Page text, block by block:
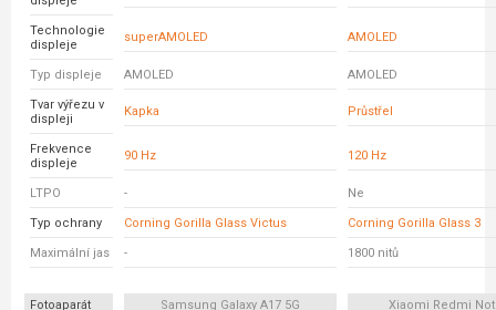
Technologie
displeje
superAMOLED AMOLED
Typ displeje AMOLED AMOLED
Tvar výřezu v
displeji
Kapka Průstřel
Frekvence
displeje
90 Hz 120 Hz
LTPO - Ne
Typ ochrany Corning Gorilla Glass Victus Corning Gorilla Glass 3
Maximální jas - 1800 nitů
Fotoaparát Samsung Galaxy A17 5G
Xiaomi Redmi